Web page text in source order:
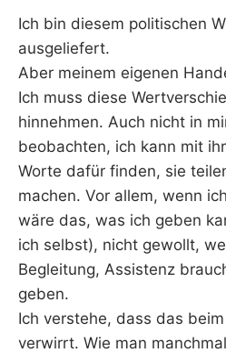
Ich bin diesem politischen
ausgeliefert.
Aber meinem eigenen
Ich muss diese
hinnehmen. Auch nicht in
beobachten, ich kann mit
Worte dafür finden, sie
machen. Vor allem, wenn
wäre das, was ich geben
ich selbst), nicht gewollt,
Begleitung, Assistenz
geben.
Ich verstehe, dass das
verwirrt. Wie man